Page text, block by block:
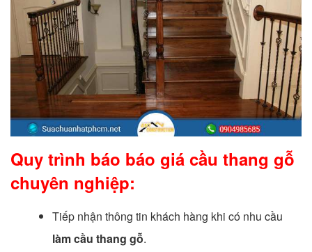
Quy trình báo báo giá cầu thang gỗ
chuyên nghiệp:
Tiếp nhận thông tin khách hàng khi có nhu cầu
làm cầu thang gỗ.